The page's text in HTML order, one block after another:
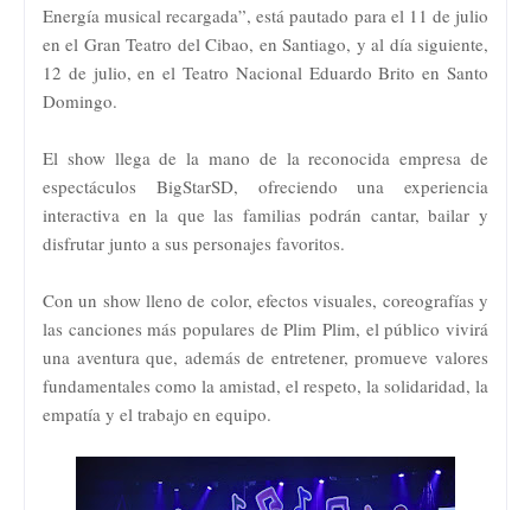
Energía musical recargada”, está pautado para el 11 de julio
en el Gran Teatro del Cibao, en Santiago, y al día siguiente,
12 de julio, en el Teatro Nacional Eduardo Brito en Santo
Domingo.
El show llega de la mano de la reconocida empresa de
espectáculos BigStarSD, ofreciendo una experiencia
interactiva en la que las familias podrán cantar, bailar y
disfrutar junto a sus personajes favoritos.
Con un show lleno de color, efectos visuales, coreografías y
las canciones más populares de Plim Plim, el público vivirá
una aventura que, además de entretener, promueve valores
fundamentales como la amistad, el respeto, la solidaridad, la
empatía y el trabajo en equipo.